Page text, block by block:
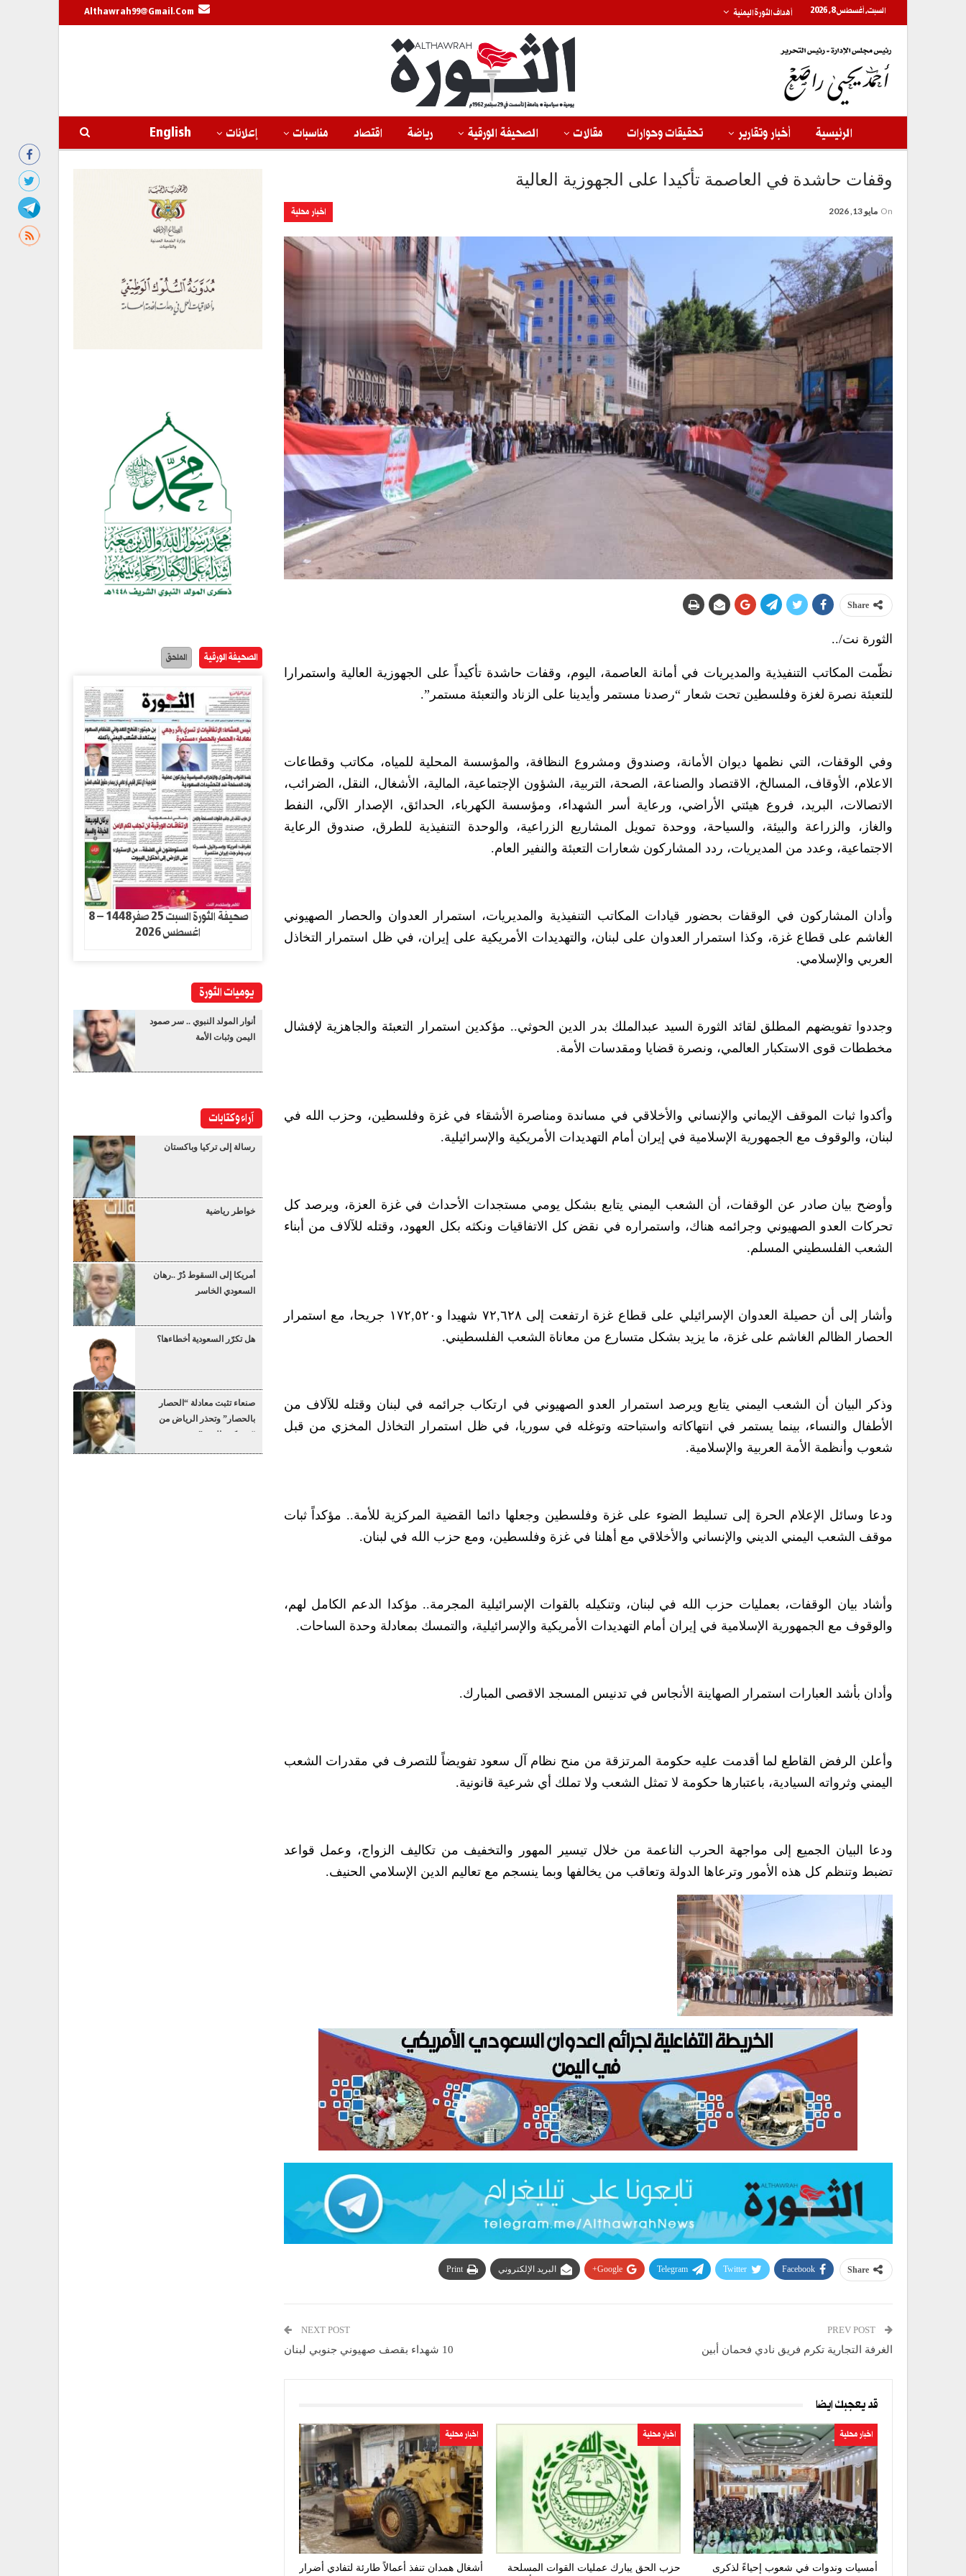
السبت, أغسطس 8, 2026 أهداف الثورة اليمنية Althawrah99@gmail.com
الرئيسية أخبار وتقارير تحقيقات وحوارات مقالات الصحيفة الورقية رياضة اقتصاد مناسبات إعلانات English
وقفات حاشدة في العاصمة تأكيدا على الجهوزية العالية
اخبار محلية On مايو 13, 2026
Share
الثورة نت/..
نظّمت المكاتب التنفيذية والمديريات في أمانة العاصمة، اليوم، وقفات حاشدة تأكيداً على الجهوزية العالية واستمرارا
للتعبئة نصرة لغزة وفلسطين تحت شعار “رصدنا مستمر وأيدينا على الزناد والتعبئة مستمر”.
وفي الوقفات، التي نظمها ديوان الأمانة، وصندوق ومشروع النظافة، والمؤسسة المحلية للمياه، مكاتب وقطاعات
الاعلام، الأوقاف، المسالخ، الاقتصاد والصناعة، الصحة، التربية، الشؤون الإجتماعية، المالية، الأشغال، النقل، الضرائب،
الاتصالات، البريد، فروع هيئتي الأراضي، ورعاية أسر الشهداء، ومؤسسة الكهرباء، الحدائق، الإصدار الآلي، النفط
والغاز، والزراعة والبيئة، والسياحة، ووحدة تمويل المشاريع الزراعية، والوحدة التنفيذية للطرق، صندوق الرعاية
الاجتماعية، وعدد من المديريات، ردد المشاركون شعارات التعبئة والنفير العام.
وأدان المشاركون في الوقفات بحضور قيادات المكاتب التنفيذية والمديريات، استمرار العدوان والحصار الصهيوني
الغاشم على قطاع غزة، وكذا استمرار العدوان على لبنان، والتهديدات الأمريكية على إيران، في ظل استمرار التخاذل
العربي والإسلامي.
وجددوا تفويضهم المطلق لقائد الثورة السيد عبدالملك بدر الدين الحوثي.. مؤكدين استمرار التعبئة والجاهزية لإفشال
مخططات قوى الاستكبار العالمي، ونصرة قضايا ومقدسات الأمة.
وأكدوا ثبات الموقف الإيماني والإنساني والأخلاقي في مساندة ومناصرة الأشقاء في غزة وفلسطين، وحزب الله في
لبنان، والوقوف مع الجمهورية الإسلامية في إيران أمام التهديدات الأمريكية والإسرائيلية.
وأوضح بيان صادر عن الوقفات، أن الشعب اليمني يتابع بشكل يومي مستجدات الأحداث في غزة العزة، ويرصد كل
تحركات العدو الصهيوني وجرائمه هناك، واستمراره في نقض كل الاتفاقيات ونكثه بكل العهود، وقتله للآلاف من أبناء
الشعب الفلسطيني المسلم.
وأشار إلى أن حصيلة العدوان الإسرائيلي على قطاع غزة ارتفعت إلى ٧٢,٦٢٨ شهيدا و١٧٢,٥٢٠ جريحا، مع استمرار
الحصار الظالم الغاشم على غزة، ما يزيد بشكل متسارع من معاناة الشعب الفلسطيني.
وذكر البيان أن الشعب اليمني يتابع ويرصد استمرار العدو الصهيوني في ارتكاب جرائمه في لبنان وقتله للآلاف من
الأطفال والنساء، بينما يستمر في انتهاكاته واستباحته وتوغله في سوريا، في ظل استمرار التخاذل المخزي من قبل
شعوب وأنظمة الأمة العربية والإسلامية.
ودعا وسائل الإعلام الحرة إلى تسليط الضوء على غزة وفلسطين وجعلها دائما القضية المركزية للأمة.. مؤكداً ثبات
موقف الشعب اليمني الديني والإنساني والأخلاقي مع أهلنا في غزة وفلسطين، ومع حزب الله في لبنان.
وأشاد بيان الوقفات، بعمليات حزب الله في لبنان، وتنكيله بالقوات الإسرائيلية المجرمة.. مؤكدا الدعم الكامل لهم،
والوقوف مع الجمهورية الإسلامية في إيران أمام التهديدات الأمريكية والإسرائيلية، والتمسك بمعادلة وحدة الساحات.
وأدان بأشد العبارات استمرار الصهاينة الأنجاس في تدنيس المسجد الاقصى المبارك.
وأعلن الرفض القاطع لما أقدمت عليه حكومة المرتزقة من منح نظام آل سعود تفويضاً للتصرف في مقدرات الشعب
اليمني وثرواته السيادية، باعتبارها حكومة لا تمثل الشعب ولا تملك أي شرعية قانونية.
ودعا البيان الجميع إلى مواجهة الحرب الناعمة من خلال تيسير المهور والتخفيف من تكاليف الزواج، وعمل قواعد
تضبط وتنظم كل هذه الأمور وترعاها الدولة وتعاقب من يخالفها وبما ينسجم مع تعاليم الدين الإسلامي الحنيف.
Share
Facebook
Twitter
Telegram
Google+ البريد الإلكتروني Print
الغرفة التجارية تكرم فريق نادي فحمان أبين
NEXT POST
10 شهداء بقصف صهيوني جنوبي لبنان
قد يعجبك ايضا
اخبار محلية
أمسيات وندوات في شعوب إحياءً لذكرى
اخبار محلية
حزب الحق يبارك عمليات القوات المسلحة
اخبار محلية
أشغال همدان تنفذ أعمالاً طارئة لتفادي أضرار
الصحيفة الورقية الملحق
صحيفة الثورة السبت 25 صفر1448 – 8
اغسطس 2026
يوميات الثورة
أنوار المولد النبوي .. سر صمود
اليمن وثبات الأمة
آراء وكتابات
رسالة إلى تركيا وباكستان
خواطر رياضية
أمريكا إلى السقوط دُرْ ..رهان
السعودي الخاسر
هل تكرّر السعودية أخطاءها؟
صنعاء تثبت معادلة “الحصار
بالحصار” وتحذر الرياض من
“عسكرة البحر”